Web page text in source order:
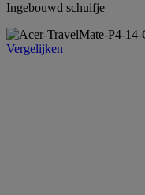
Ingebouwd schuifje
Vergelijken